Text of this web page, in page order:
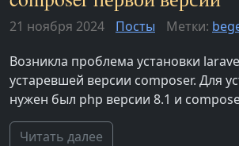
21 ноября 2024 Посты Метки:
Возникла проблема установки
устаревшей версии composer. Для
нужен был php версии 8.1 и
Читать далее